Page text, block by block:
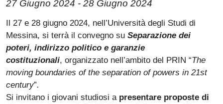
27 Giugno 2024 - 28 Giugno 2024
Il 27 e 28 giugno 2024, nell’Università degli Studi di
Messina, si terrà il convegno su Separazione dei
poteri, indirizzo politico e garanzie
costituzionali, organizzato nell’ambito del PRIN “The
moving boundaries of the separation of powers in 21st
century”.
Si invitano i giovani studiosi a presentare proposte di